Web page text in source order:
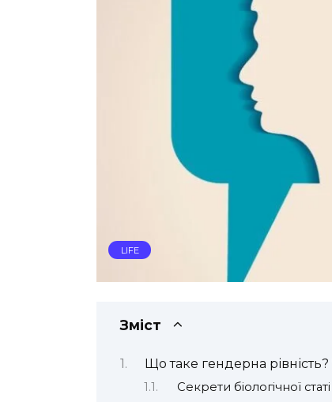
LIFE
Зміст
Що таке гендерна
Секрети біологічної статі